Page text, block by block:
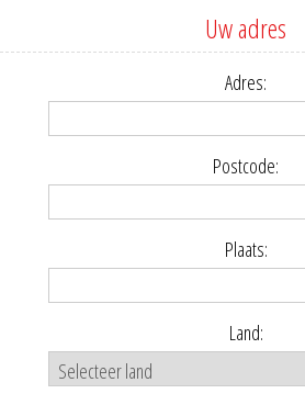
Uw adres
Adres:
Postcode:
Plaats:
Land: